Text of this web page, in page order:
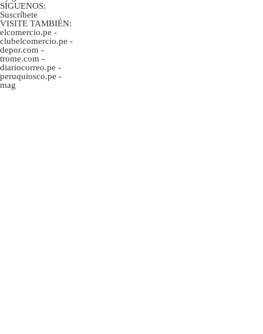
SÍGUENOS:
Suscríbete
VISITE TAMBIÉN:
elcomercio.pe -
clubelcomercio.pe -
depor.com -
trome.com -
diariocorreo.pe -
peruquiosco.pe -
mag